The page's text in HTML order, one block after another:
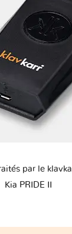
par le
Kia PRIDE II